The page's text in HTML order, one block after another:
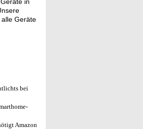
Geräte
bei
Amazon